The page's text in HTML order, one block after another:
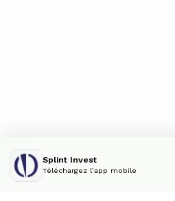
Splint Invest
Téléchargez l’app mobile